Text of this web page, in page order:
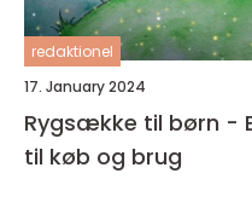
redaktionel
17. January 2024
Rygsække til børn -
til køb og brug